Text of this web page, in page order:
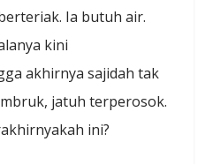
Ia butuh air.
kini
akhirnya sajidah tak
jatuh terperosok.
ini?